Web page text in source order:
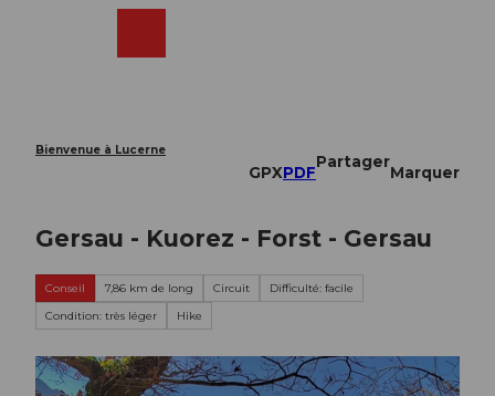
Bienvenue à Lucerne
GPXPDF
Partager
Marquer
Gersau - Kuorez - Forst - Gersau
Conseil 7,86 km de long Circuit
Difficulté: facile
Condition: très léger
Hike